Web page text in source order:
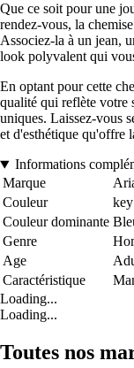
Que ce soit pour une
rendez-vous, la
Associez-la à un jean,
look polyvalent qui
En optant pour cette
qualité qui reflète votre
uniques. Laissez-vous
et d'esthétique qu'offre
Informations
Marque
Couleur
Couleur dominante
Genre
Age
Caractéristique
Loading...
Loading...
Toutes nos